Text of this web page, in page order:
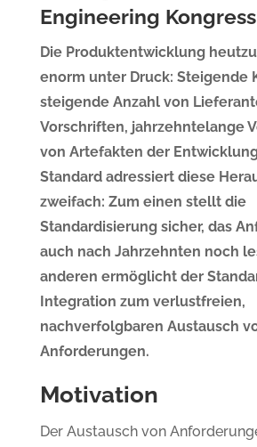
Engineering
Die Produktentwicklung
enorm unter Druck: Steigende
steigende Anzahl von
Vorschriften, jahrzehntelange
von Artefakten der
Standard adressiert diese
zweifach: Zum einen stellt die
Standardisierung sicher, das
auch nach Jahrzehnten noch
anderen ermöglicht der
Integration zum verlustfreien,
nachverfolgbaren Austausch
Anforderungen.
Motivation
Der Austausch von